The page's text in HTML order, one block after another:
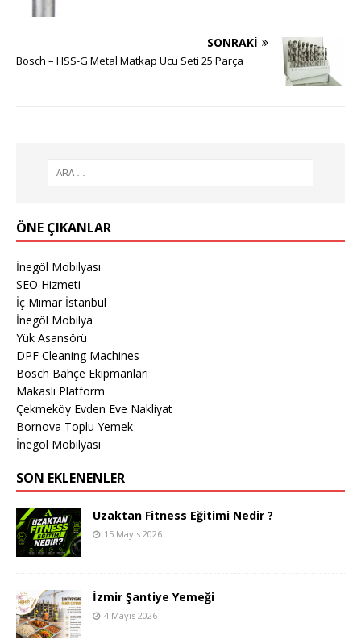
SONRAKI
Bosch – HSS-G Metal Matkap Ucu Seti 25 Parça
ÖNE ÇIKANLAR
İnegöl Mobilyası
SEO Hizmeti
İç Mimar İstanbul
İnegöl Mobilya
Yük Asansörü
DPF Cleaning Machines
Bosch Bahçe Ekipmanları
Makaslı Platform
Çekmeköy Evden Eve Nakliyat
Bornova Toplu Yemek
İnegöl Mobilyası
SON EKLENENLER
Uzaktan Fitness Eğitimi Nedir ?
15 Mayıs 2026
İzmir Şantiye Yemeği
4 Mayıs 2026